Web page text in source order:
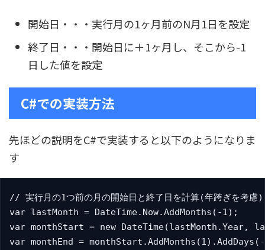
開始日・・・実行月の1ヶ月前のN月1日を設定
終了日・・・開始日に＋1ヶ月し、そこから-1
日した値を設定
C#での実装方法
先ほどの説明をC#で実装すると以下のようになりま
す
// 実行月の1つ前の月の開始日と終了日を計算(年跨ぎを考慮)
var lastMonth = DateTime.Now.AddMonths(-1);
var monthStart = new DateTime(lastMonth.Year,
var monthEnd =